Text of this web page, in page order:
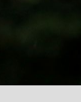
”の真実 選手が明かす...